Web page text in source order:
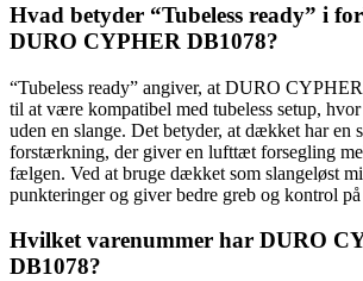
Hvad betyder “Tubeless ready” i
DURO CYPHER DB1078?
“Tubeless ready” angiver, at DURO
til at være kompatibel med tubeless setup,
uden en slange. Det betyder, at dækket har
forstærkning, der giver en lufttæt forsegling
fælgen. Ved at bruge dækket som slangeløst
punkteringer og giver bedre greb og kontrol
Hvilket varenummer har DURO
DB1078?